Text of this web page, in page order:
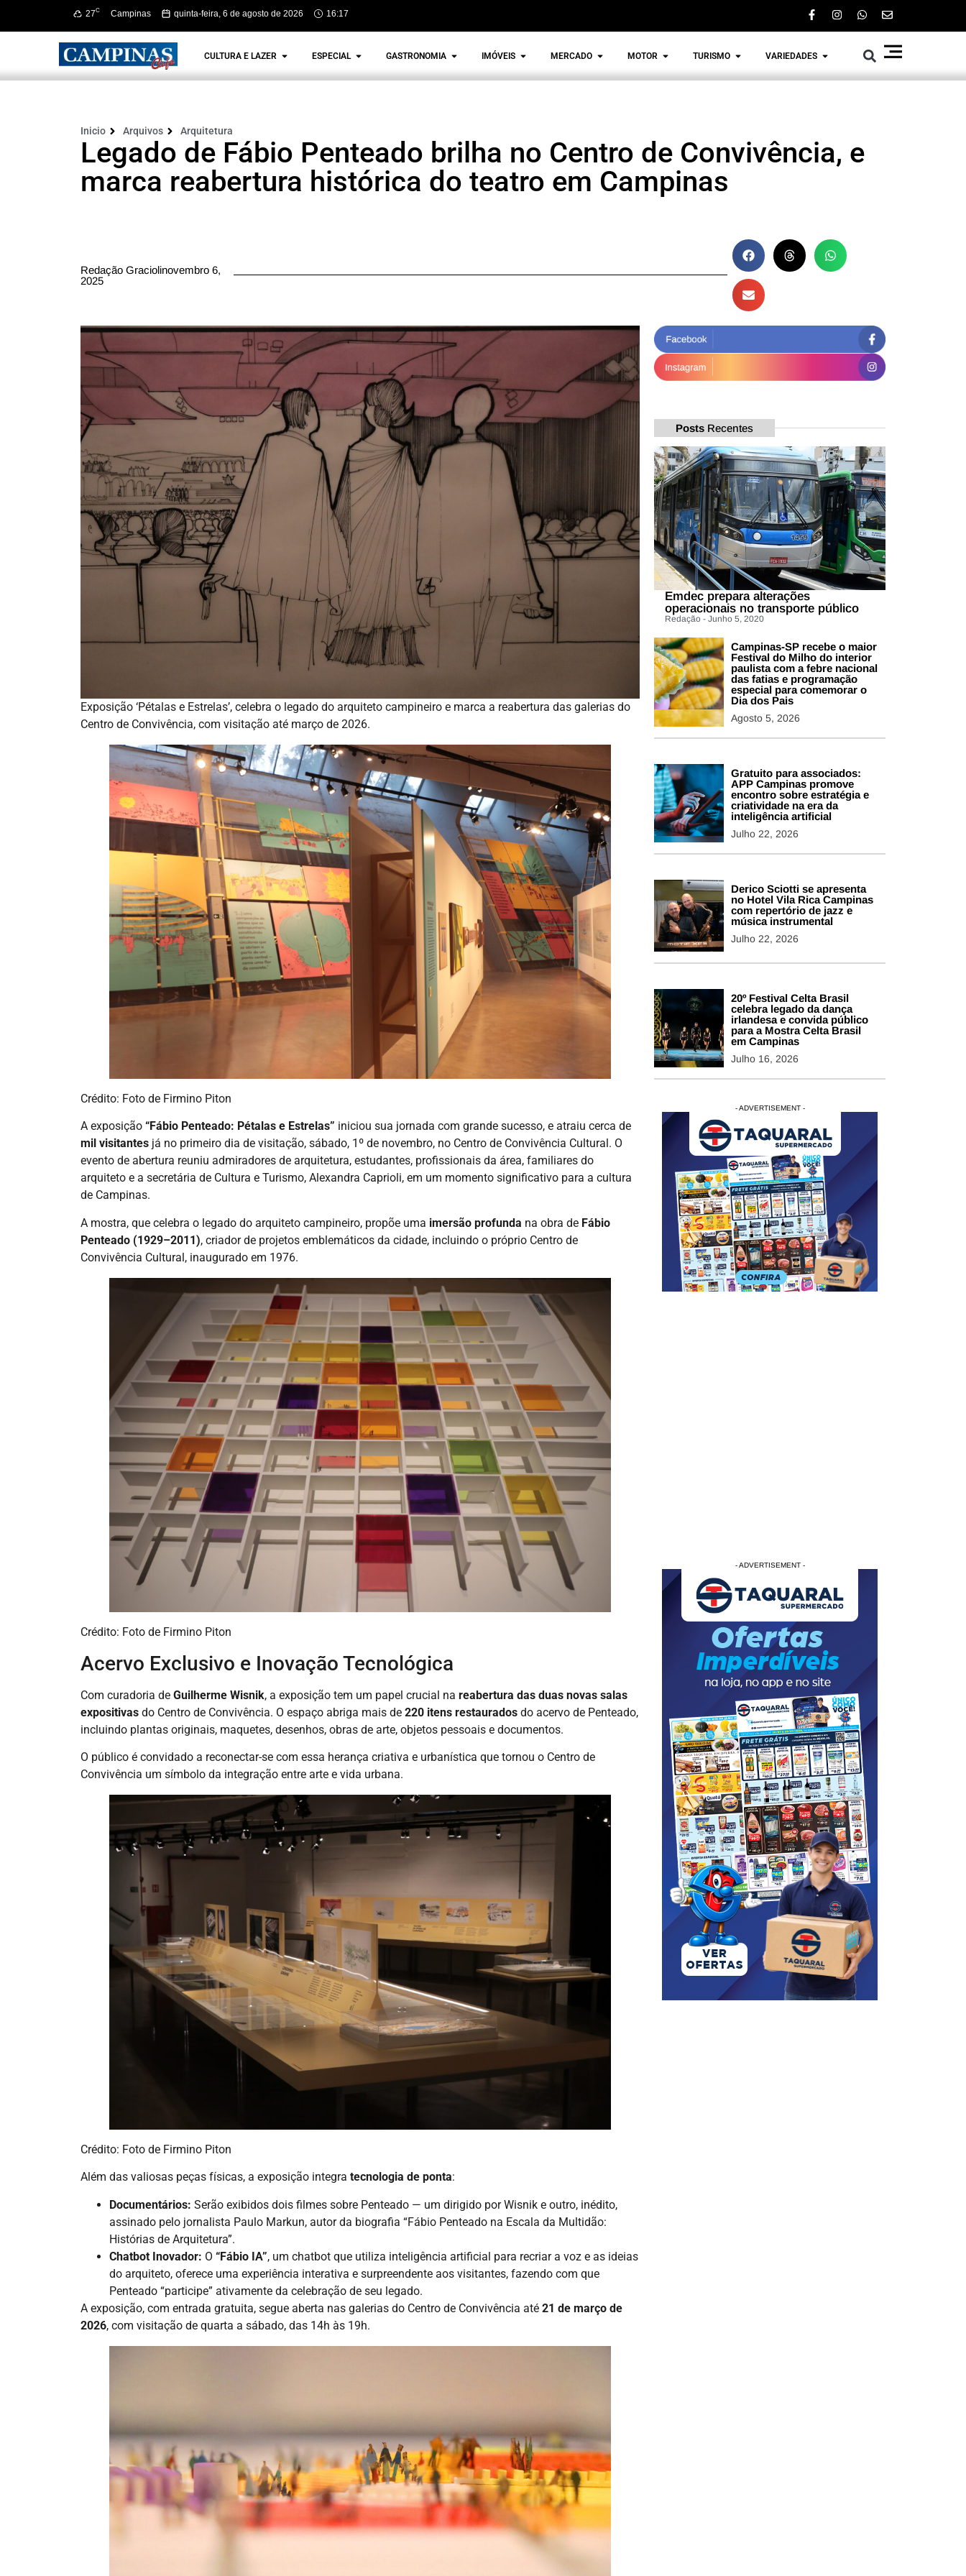
27C Campinas quinta-feira, 6 de agosto de 2026 16:17
CULTURA E LAZER ESPECIAL GASTRONOMIA IMÓVEIS MERCADO MOTOR TURISMO VARIEDADES
Inicio Arquivos Arquitetura
Legado de Fábio Penteado brilha no Centro de Convivência, e
marca reabertura histórica do teatro em Campinas
Redação Graciolinovembro 6,
2025
Exposição ‘Pétalas e Estrelas’, celebra o legado do arquiteto campineiro e marca a reabertura das galerias do
Centro de Convivência, com visitação até março de 2026.
Crédito: Foto de Firmino Piton
A exposição “Fábio Penteado: Pétalas e Estrelas” iniciou sua jornada com grande sucesso, e atraiu cerca de
mil visitantes já no primeiro dia de visitação, sábado, 1º de novembro, no Centro de Convivência Cultural. O
evento de abertura reuniu admiradores de arquitetura, estudantes, profissionais da área, familiares do
arquiteto e a secretária de Cultura e Turismo, Alexandra Caprioli, em um momento significativo para a cultura
de Campinas.
A mostra, que celebra o legado do arquiteto campineiro, propõe uma imersão profunda na obra de Fábio
Penteado (1929–2011), criador de projetos emblemáticos da cidade, incluindo o próprio Centro de
Convivência Cultural, inaugurado em 1976.
Crédito: Foto de Firmino Piton
Acervo Exclusivo e Inovação Tecnológica
Com curadoria de Guilherme Wisnik, a exposição tem um papel crucial na reabertura das duas novas salas
expositivas do Centro de Convivência. O espaço abriga mais de 220 itens restaurados do acervo de Penteado,
incluindo plantas originais, maquetes, desenhos, obras de arte, objetos pessoais e documentos.
O público é convidado a reconectar-se com essa herança criativa e urbanística que tornou o Centro de
Convivência um símbolo da integração entre arte e vida urbana.
Crédito: Foto de Firmino Piton
Além das valiosas peças físicas, a exposição integra tecnologia de ponta:
Documentários: Serão exibidos dois filmes sobre Penteado — um dirigido por Wisnik e outro, inédito,
assinado pelo jornalista Paulo Markun, autor da biografia “Fábio Penteado na Escala da Multidão:
Histórias de Arquitetura”.
Chatbot Inovador: O “Fábio IA”, um chatbot que utiliza inteligência artificial para recriar a voz e as ideias
do arquiteto, oferece uma experiência interativa e surpreendente aos visitantes, fazendo com que
Penteado “participe” ativamente da celebração de seu legado.
A exposição, com entrada gratuita, segue aberta nas galerias do Centro de Convivência até 21 de março de
2026, com visitação de quarta a sábado, das 14h às 19h.
Posts Recentes
Emdec prepara alterações
operacionais no transporte público
Redação - Junho 5, 2020
Campinas-SP recebe o maior
Festival do Milho do interior
paulista com a febre nacional
das fatias e programação
especial para comemorar o
Dia dos Pais
Agosto 5, 2026
Gratuito para associados:
APP Campinas promove
encontro sobre estratégia e
criatividade na era da
inteligência artificial
Julho 22, 2026
Derico Sciotti se apresenta
no Hotel Vila Rica Campinas
com repertório de jazz e
música instrumental
Julho 22, 2026
20º Festival Celta Brasil
celebra legado da dança
irlandesa e convida público
para a Mostra Celta Brasil
em Campinas
Julho 16, 2026
- ADVERTISEMENT -
- ADVERTISEMENT - - ADVERTISEMENT -